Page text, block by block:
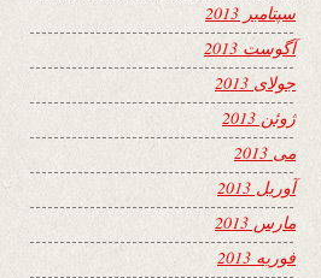
سپتامبر 2013
آگوست 2013
جولای 2013
ژوئن 2013
می 2013
آوریل 2013
مارس 2013
فوریه 2013